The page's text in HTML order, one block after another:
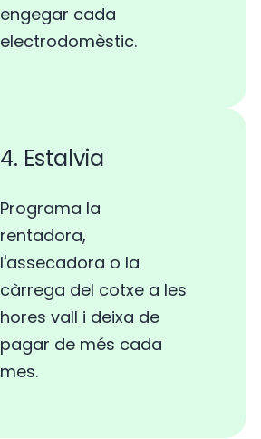
engegar cada
electrodomèstic.
4. Estalvia
Programa la
rentadora,
l'assecadora o la
càrrega del cotxe a les
hores vall i deixa de
pagar de més cada
mes.